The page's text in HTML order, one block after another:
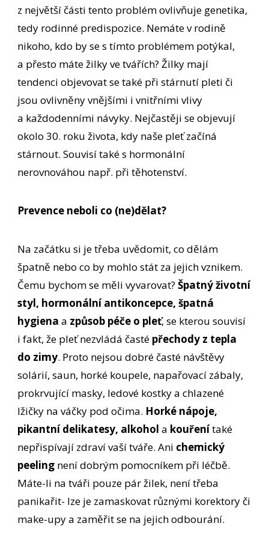
z největší části tento problém ovlivňuje genetika,
tedy rodinné predispozice. Nemáte v rodině
nikoho, kdo by se s tímto problémem potýkal,
a přesto máte žilky ve tvářích? Žilky mají
tendenci objevovat se také při stárnutí pleti či
jsou ovlivněny vnějšími i vnitřními vlivy
a každodenními návyky. Nejčastěji se objevují
okolo 30. roku života, kdy naše pleť začíná
stárnout. Souvisí také s hormonální
nerovnováhou např. při těhotenství.
Prevence neboli co (ne)dělat?
Na začátku si je třeba uvědomit, co dělám
špatně nebo co by mohlo stát za jejich vznikem.
Čemu bychom se měli vyvarovat?Špatný životní
styl, hormonální antikoncepce, špatná
hygiena a způsob péče o pleť, se kterou souvisí
i fakt, že pleť nezvládá časté přechody z tepla
do zimy. Proto nejsou dobré časté návštěvy
solárií, saun, horké koupele, napařovací zábaly,
prokrvující masky, ledové kostky a chlazené
lžičky na váčky pod očima. Horké nápoje,
pikantní delikatesy, alkohola kouřenítaké
nepřispívají zdraví vaší tváře. Ani chemický
peeling není dobrým pomocníkem při léčbě.
Máte-li na tváři pouze pár žilek, není třeba
panikařit- lze je zamaskovat různými korektory či
make-upy a zaměřit se na jejich odbourání.